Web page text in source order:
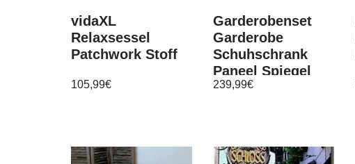
vidaXL
Relaxsessel
Patchwork Stoff
105,99€
Garderobenset
Garderobe
Schuhschrank
Paneel Spiegel
Flur Diele Set –
239,99€